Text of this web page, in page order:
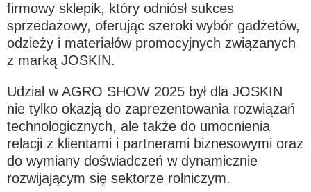
Svenska
日本語
中文
firmowy sklepik, który odniósł sukces
sprzedażowy, oferując szeroki wybór gadżetów,
odzieży i materiałów promocyjnych związanych
z marką JOSKIN.
Udział w AGRO SHOW 2025 był dla JOSKIN
nie tylko okazją do zaprezentowania rozwiązań
technologicznych, ale także do umocnienia
relacji z klientami i partnerami biznesowymi oraz
do wymiany doświadczeń w dynamicznie
rozwijającym się sektorze rolniczym.